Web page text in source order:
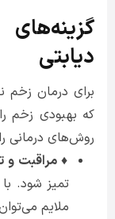
دیابتی
برای درمان زخم
که بهبودی زخم
روش‌های درمانی
♦ مراقبت و
تمیز شود.
ملایم